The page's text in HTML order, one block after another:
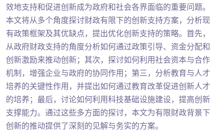
效地支持和促进创新成为政府和社会各界面临的重要问题。
本文将从多个角度探讨财政有限下的创新支持方案，分析现
有政策框架及其优缺点，提出优化创新支持的策略。首先，
从政府财政支持的角度分析如何通过政策引导、资金分配和
创新激励来推动创新；其次，探讨如何利用社会资本与合作
机制，增强企业与政府的协同作用；第三，分析教育与人才
培养的关键性作用，并提出如何通过教育改革促进创新人才
的培养；最后，讨论如何利用科技基础设施建设，提高创新
支撑能力。通过这些多方面的探讨，本文为有限财政背景下
创新的推动提供了深刻的见解与务实的方案。